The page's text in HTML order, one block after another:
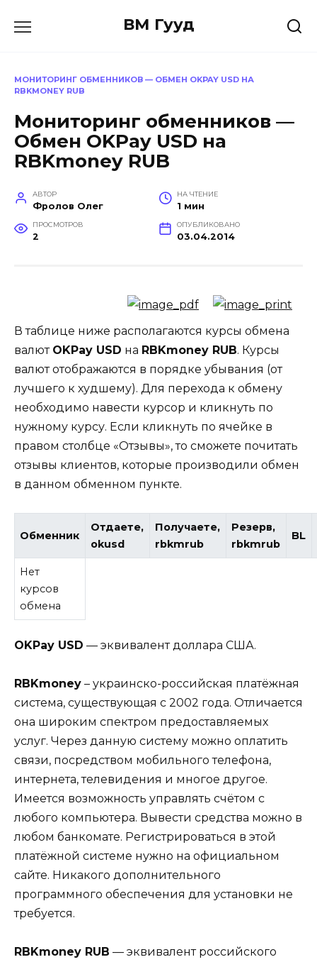
ВМ Гууд
МОНИТОРИНГ ОБМЕННИКОВ — ОБМЕН OKPAY USD НА
RBKMONEY RUB
Мониторинг обменников —
Обмен OKPay USD на
RBKmoney RUB
АВТОР
Фролов Олег
НА ЧТЕНИЕ
1 мин
ПРОСМОТРОВ
2
ОПУБЛИКОВАНО
03.04.2014
В таблице ниже располагаются курсы обмена
валют OKPay USD на RBKmoney RUB. Курсы
валют отображаются в порядке убывания (от
лучшего к худшему). Для перехода к обмену
необходимо навести курсор и кликнуть по
нужному курсу. Если кликнуть по ячейке в
правом столбце «Отзывы», то сможете почитать
отзывы клиентов, которые производили обмен
в данном обменном пункте.
Обменник
Отдаете,
okusd
Получаете,
rbkmrub
Резерв,
rbkmrub
BL
Нет
курсов
обмена
OKPay USD — эквивалент доллара США.
RBKmoney – украинско-российская платёжная
система, существующая с 2002 года. Отличается
она широким спектром предоставляемых
услуг. Через данную систему можно оплатить
связи, посредством мобильного телефона,
интернета, телевидения и многое другое.
Имеется возможность управлять счётом с
любого компьютера. Вывести средства можно в
любом банкомате. Регистрироваться в этой
платёжной системе нужно на официальном
сайте. Никакого дополнительного
программного обеспечения для установки не
требуется.
RBKmoney RUB — эквивалент российского